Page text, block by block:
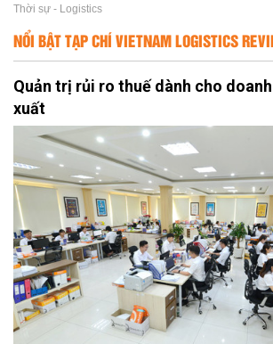
Thời sự - Logistics
NỔI BẬT TẠP CHÍ VIETNAM LOGISTICS
Quản trị rủi ro thuế dành cho
xuất